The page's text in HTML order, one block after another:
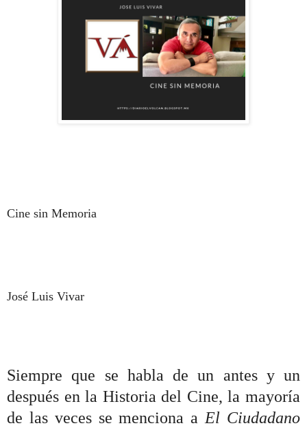
Cine sin Memoria
José Luis Vivar
Siempre que se habla de un antes y un
después en la Historia del Cine, la mayoría
de las veces se menciona a El Ciudadano